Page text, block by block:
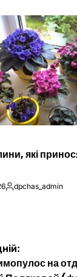
які
Опубліковано
dpchas_admin
на